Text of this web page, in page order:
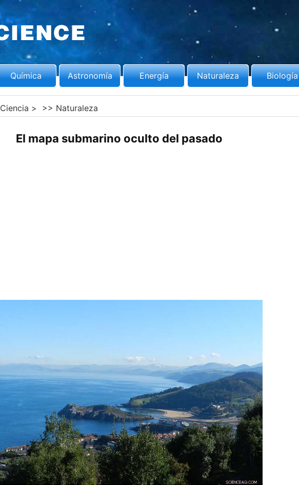
Química Astronomía Energía Naturaleza Biología
Ciencia > >> Naturaleza
El mapa submarino oculto del pasado